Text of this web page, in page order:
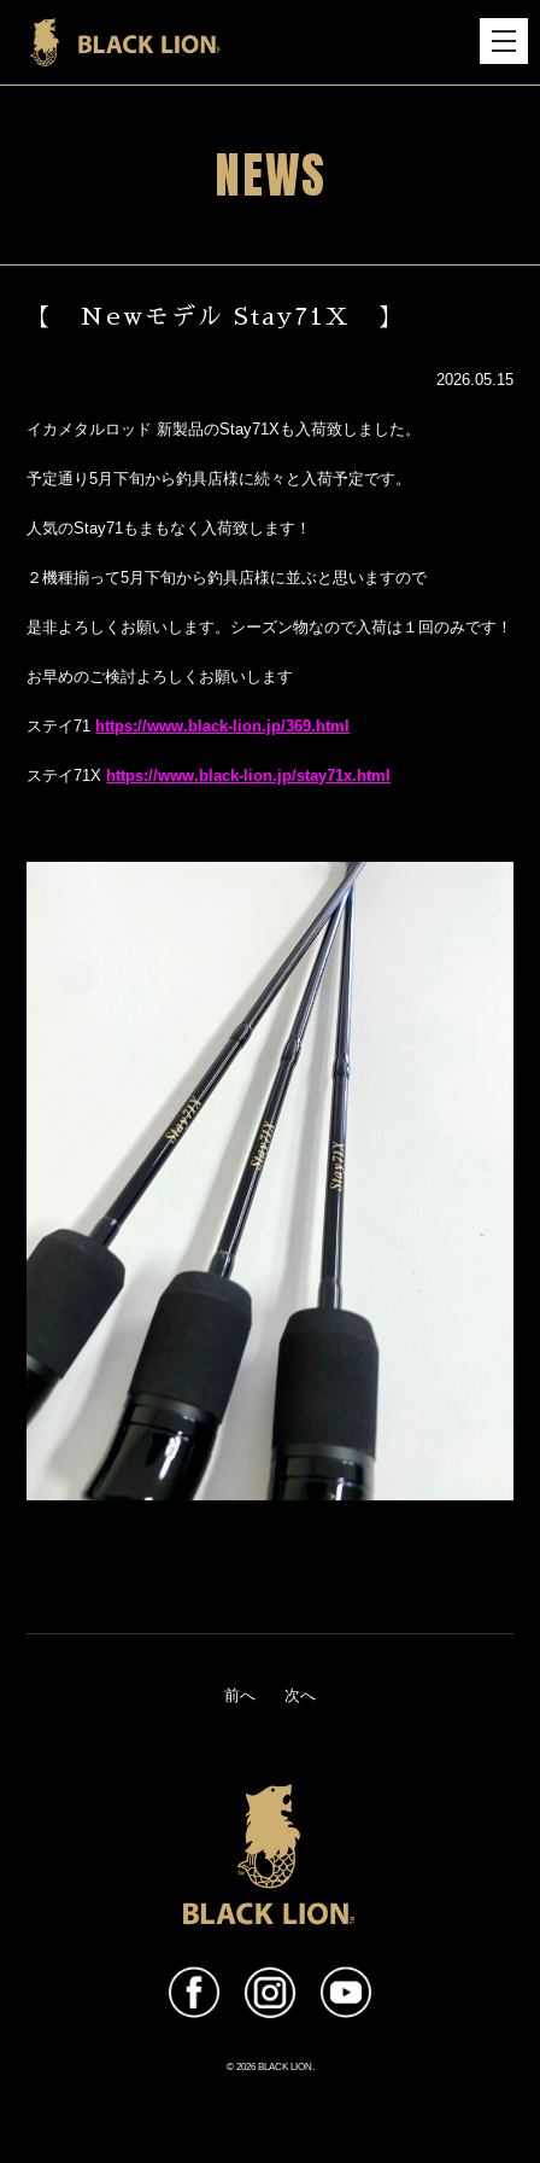
NEWS
【 Newモデル Stay71X 】
2026.05.15
イカメタルロッド 新製品のStay71Xも入荷致しました。
予定通り5月下旬から釣具店様に続々と入荷予定です。
人気のStay71もまもなく入荷致します！
２機種揃って5月下旬から釣具店様に並ぶと思いますので
是非よろしくお願いします。シーズン物なので入荷は１回のみです！
お早めのご検討よろしくお願いします
ステイ71 https://www.black-lion.jp/369.html
ステイ71X https://www.black-lion.jp/stay71x.html
前へ 次へ
© 2026 BLACK LION.